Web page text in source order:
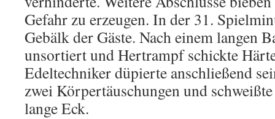
Gefahr zu erzeugen. In der 31.
Gebälk der Gäste. Nach einem langen
unsortiert und Hertrampf schickte
Edeltechniker düpierte anschließend
zwei Körpertäuschungen und
lange Eck.